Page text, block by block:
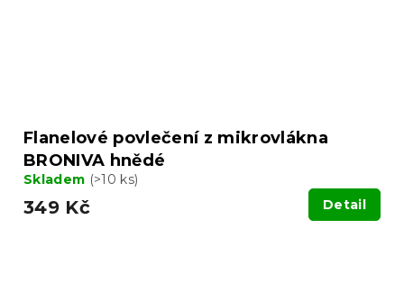
Flanelové povlečení z mikrovlákna
BRONIVA hnědé
Skladem (>10 ks)
349 Kč Detail